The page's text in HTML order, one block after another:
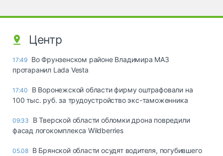
Центр
17:49 Во Фрунзенском районе Владимира МАЗ
протаранил Lada Vesta
17:40
В Воронежской области фирму оштрафовали на
100 тыс. руб. за трудоустройство экс-таможенника
09:33
В Тверской области обломки дрона повредили
фасад логокомплекса Wildberries
05.08 В Брянской области осудят водителя, погубившего